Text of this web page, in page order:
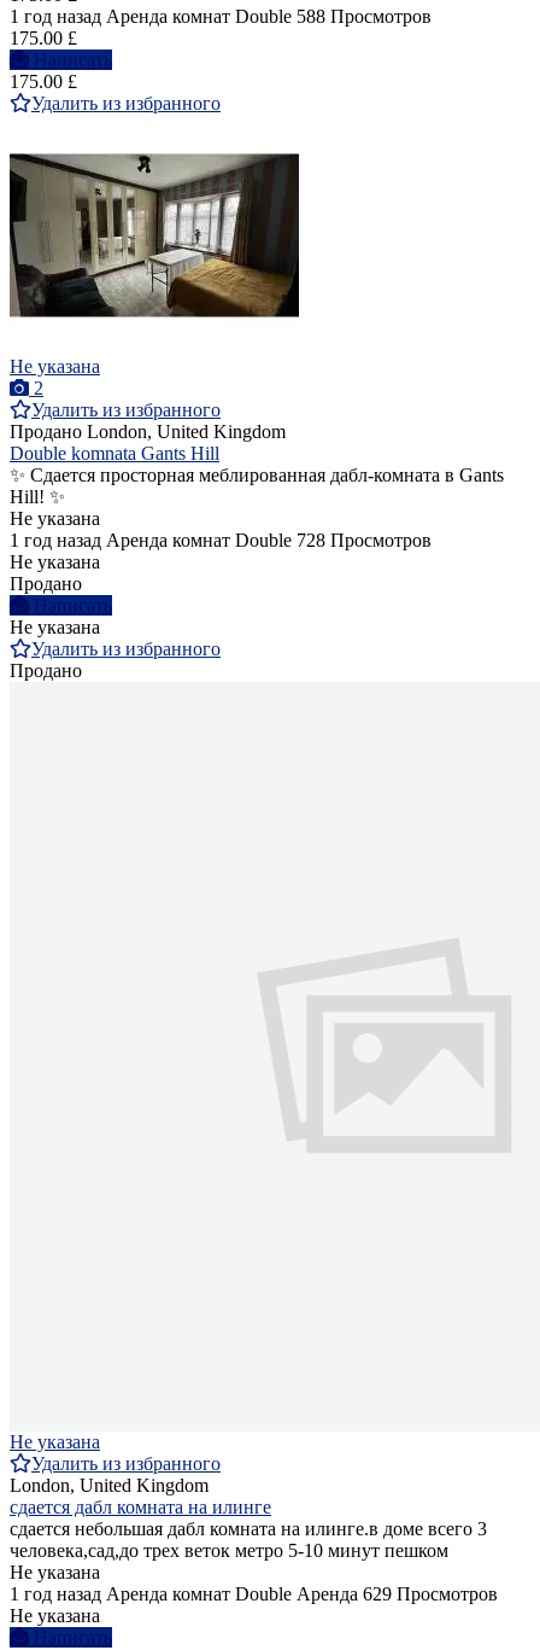
1 год назад Аренда комнат Double 588 Просмотров
175.00 £
Написать
175.00 £
Удалить из избранного
Не указана
2
Удалить из избранного
Продано London, United Kingdom
Double komnata Gants Hill
✨ Сдается просторная меблированная дабл-комната в Gants
Hill! ✨
Не указана
1 год назад Аренда комнат Double 728 Просмотров
Не указана
Продано
Написать
Не указана
Удалить из избранного
Продано
Не указана
Удалить из избранного
London, United Kingdom
сдается дабл комната на илинге
сдается небольшая дабл комната на илинге.в доме всего 3
человека,сад,до трех веток метро 5-10 минут пешком
Не указана
1 год назад Аренда комнат Double Аренда 629 Просмотров
Не указана
Написать